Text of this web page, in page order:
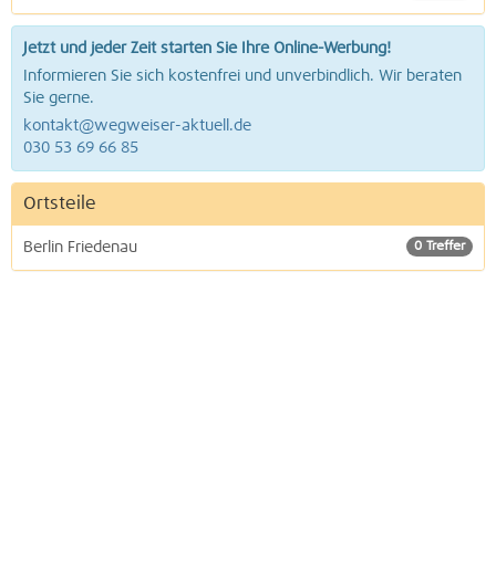
Jetzt und jeder Zeit starten Sie Ihre Online-Werbung!
Informieren Sie sich kostenfrei und unverbindlich. Wir beraten
Sie gerne.
kontakt@wegweiser-aktuell.de
030 53 69 66 85
Ortsteile
0 Treffer
Berlin Friedenau